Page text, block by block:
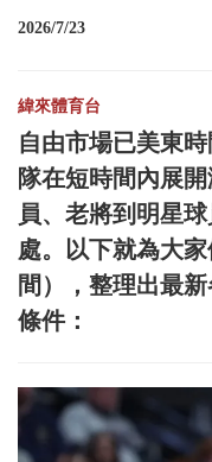
2026/7/23
緯來體育台
自由市場已美東
隊在短時間內展
員、老將到明星
處。以下就為大
間），整理出最
條件：